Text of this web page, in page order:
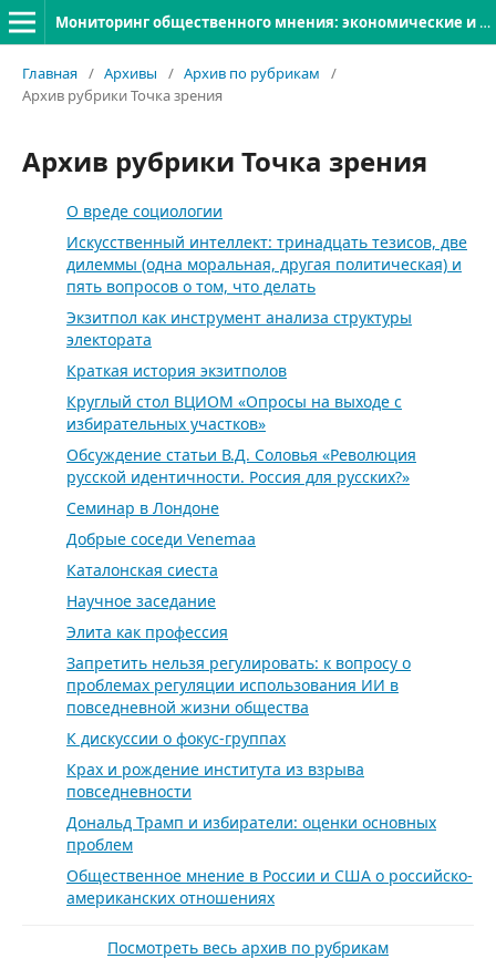
Мониторинг общественного мнения: экономические и социальные перемены
Главная / Архивы / Архив по рубрикам
/
Архив рубрики Точка зрения
Архив рубрики Точка зрения
О вреде социологии
Искусственный интеллект: тринадцать тезисов, две
дилеммы (одна моральная, другая политическая) и
пять вопросов о том, что делать
Экзитпол как инструмент анализа структуры
электората
Краткая история экзитполов
Круглый стол ВЦИОМ «Опросы на выходе с
избирательных участков»
Обсуждение статьи В.Д. Соловья «Революция
русской идентичности. Россия для русских?»
Семинар в Лондоне
Добрые соседи Venemaa
Каталонская сиеста
Научное заседание
Элита как профессия
Запретить нельзя регулировать: к вопросу о
проблемах регуляции использования ИИ в
повседневной жизни общества
К дискуссии о фокус-группах
Крах и рождение института из взрыва
повседневности
Дональд Трамп и избиратели: оценки основных
проблем
Общественное мнение в России и США о российско-
американских отношениях
Посмотреть весь архив по рубрикам